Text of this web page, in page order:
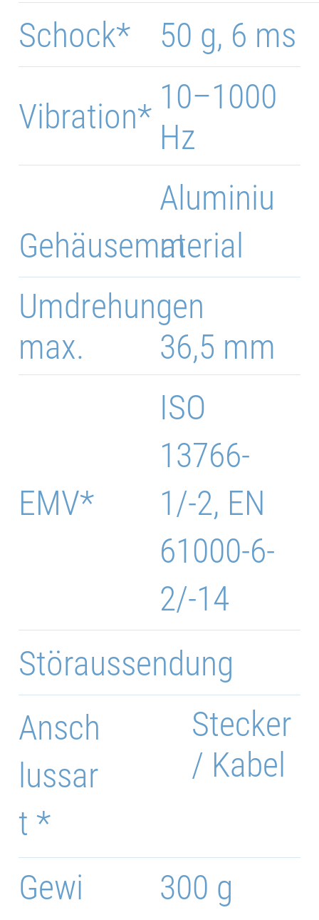
50 g, 6 ms
Schock*
10–1000
Hz
Vibration*
Gehäusematerial
Aluminiu
m
36,5 mm
Umdrehungen
max.
ISO
13766-
1/-2, EN
61000-6-
2/-14
EMV*
Störaussendung
Ansch
lussar
t *
Stecker
/ Kabel
Gewi
300 g